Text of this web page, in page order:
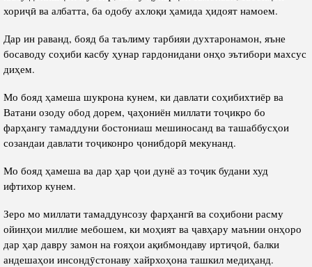
хориҷӣ ва албатта, ба одобу ахлоқи ҳамида ҳидоят намоем.
Дар ин раванд, бояд ба таълиму тарбияи духтаронамон, яъне
босаводу соҳиби касбу ҳунар гардонидани онҳо эътибори махсус
диҳем.
Мо бояд ҳамеша шукрона кунем, ки давлати соҳибихтиёр ва
Ватани озоду обод дорем, ҷаҳониён миллати тоҷикро бо
фарҳангу тамаддуни бостониаш мешиносанд ва ташаббусҳои
созандаи давлати тоҷиконро ҷонибдорӣ мекунанд.
Мо бояд ҳамеша ва дар ҳар ҷои дунё аз тоҷик будани худ
ифтихор кунем.
Зеро мо миллати тамаддунсозу фарҳангӣ ва соҳибони расму
ойинҳои миллие мебошем, ки моҳият ва ҷавҳару маънии онҳоро
дар ҳар давру замон на ғояҳои ақибмондаву иртиҷоӣ, балки
андешаҳои инсондӯстонаву хайрхоҳона ташкил медиҳанд.